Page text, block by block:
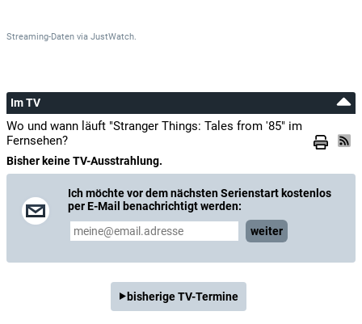
Streaming-Daten via JustWatch.
Im TV
Wo und wann läuft "Stranger Things: Tales from '85" im
Fernsehen?
Bisher keine TV-Ausstrahlung.
Ich möchte vor dem nächsten Serienstart kostenlos
per E-Mail benachrichtigt werden:
weiter
bisherige TV-Termine